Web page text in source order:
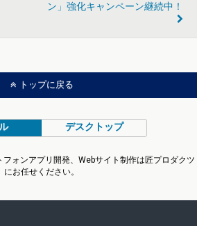
ン」強化キャンペーン継続中！
トップに戻る
デスクトップ
ォンアプリ開発、Webサイト制作は匠プロダクツ
にお任せください。